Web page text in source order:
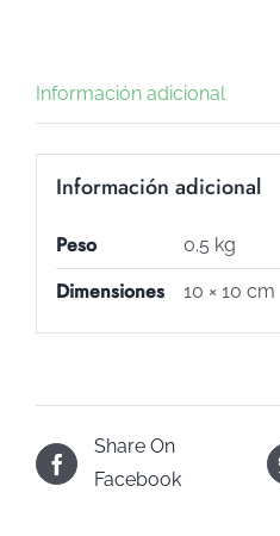
Información adicional
Información adicional
Peso 0.5 kg
Dimensiones 10 × 10 cm
Share On
Facebook